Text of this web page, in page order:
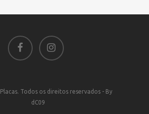
Todos os direitos reservados - By
dC09